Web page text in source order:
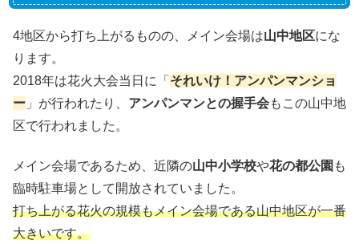
4地区から打ち上がるものの、メイン会場は山中地区にな
ります。
2018年は花火大会当日に「 それいけ！アンパンマンショ
ー 」が行われたり、 アンパンマンとの握手会もこの山中地
区で行われました。
メイン会場であるため、近隣の山中小学校や花の都公園 も
臨時駐車場として開放されていました。
打ち上がる花火の規模もメイン会場である山中地区が一番
大きいです。